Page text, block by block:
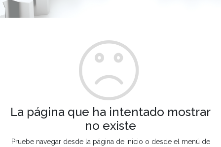
La página que ha intentado mostrar
no existe
Pruebe navegar desde la página de inicio o desde el menú de